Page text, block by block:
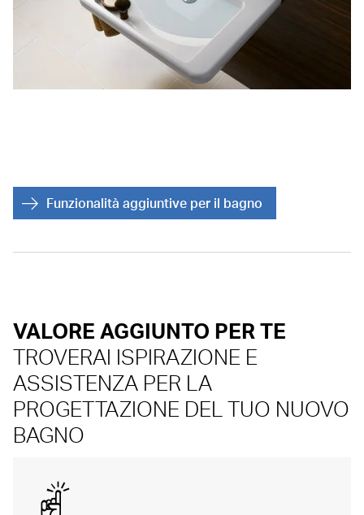
Funzionalità aggiuntive per il bagno
VALORE AGGIUNTO PER TE
TROVERAI ISPIRAZIONE E
ASSISTENZA PER LA
PROGETTAZIONE DEL TUO NUOVO
BAGNO